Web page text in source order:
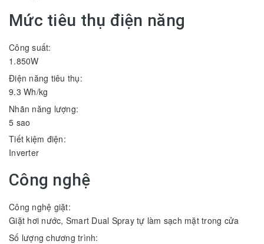
Mức tiêu thụ điện năng
Công suất:
1.850W
Điện năng tiêu thụ:
9.3 Wh/kg
Nhãn năng lượng:
5 sao
Tiết kiệm điện:
Inverter
Công nghệ
Công nghệ giặt:
Giặt hơi nước, Smart Dual Spray tự làm sạch mặt trong cửa
Số lượng chương trình: